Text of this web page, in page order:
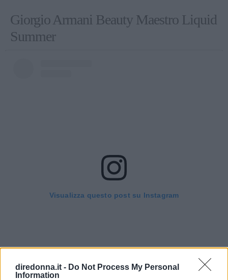
diredonna.it - Do Not Process My Personal
Information
Giorgio Armani Beauty Maestro Liquid
Summer
Visualizza questo post su Instagram